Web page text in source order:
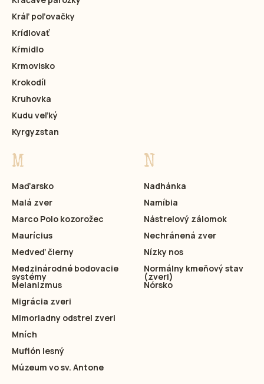
Kráľ poľovačky
Krídlovať
Kŕmidlo
Krmovisko
Krokodíl
Kruhovka
Kudu veľký
Kyrgyzstan
M
Maďarsko
Malá zver
Marco Polo kozorožec
Maurícius
Medveď čierny
Medzinárodné bodovacie
systémy
Melanizmus
Migrácia zveri
Mimoriadny odstrel zveri
Mních
Muflón lesný
Múzeum vo sv. Antone
N
Nadhánka
Namíbia
Nástrelový zálomok
Nechránená zver
Nízky nos
Normálny kmeňový stav
(zveri)
Nórsko